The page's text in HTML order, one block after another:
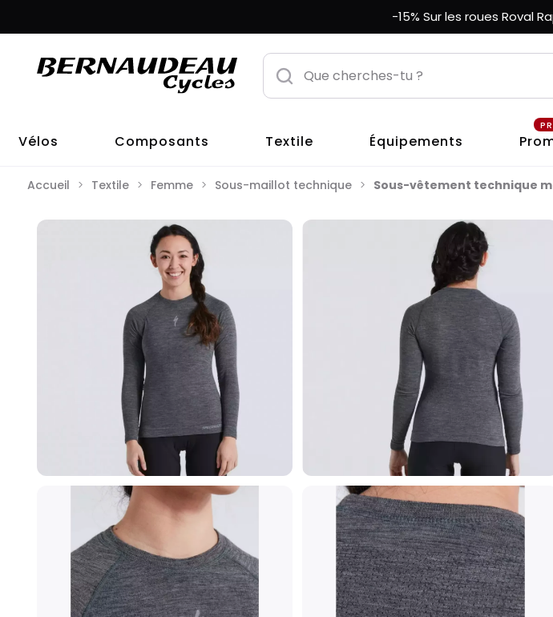
-15% Sur les roues Roval
Vélos Composants Textile Équipements
Accueil Textile Femme Sous-maillot technique Sous-vêtement technique